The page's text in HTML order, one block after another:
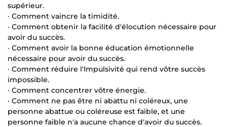
supérieur.
· Comment vaincre la timidité.
· Comment obtenir la facilité d'élocution nécessaire pour
avoir du succès.
· Comment avoir la bonne éducation émotionnelle
nécessaire pour avoir du succès.
· Comment réduire l'Impulsivité qui rend vôtre succès
impossible.
· Comment concentrer vôtre énergie.
· Comment ne pas être ni abattu ni coléreux, une
personne abattue ou coléreuse est faible, et une
personne faible n'a aucune chance d'avoir du succès.